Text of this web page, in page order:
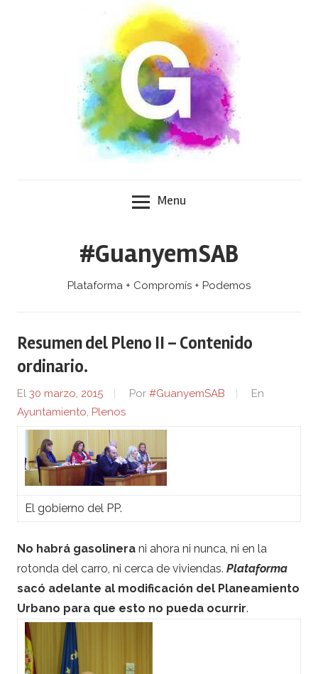
Menu
#GuanyemSAB
Plataforma + Compromís + Podemos
Resumen del Pleno II – Contenido
ordinario.
El 30 marzo, 2015 Por #GuanyemSAB
En
Ayuntamiento, Plenos
El gobierno del PP.
No habrá gasolinera ni ahora ni nunca, ni en la
rotonda del carro, ni cerca de viviendas. Plataforma
sacó adelante al modificación del Planeamiento
Urbano para que esto no pueda ocurrir.